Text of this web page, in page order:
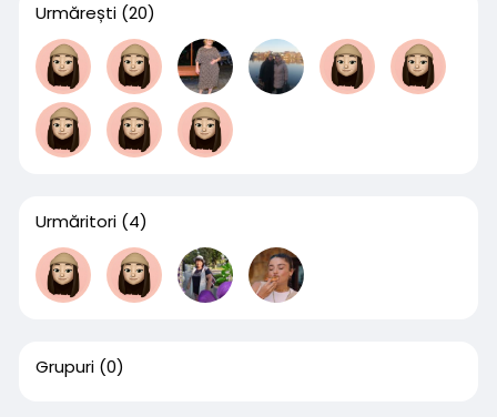
Urmărești (20)
Urmăritori (4)
Grupuri (0)